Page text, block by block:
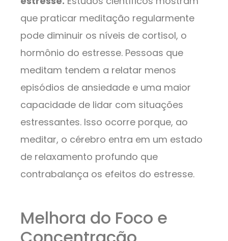
que praticar meditação regularmente
pode diminuir os níveis de cortisol, o
hormônio do estresse. Pessoas que
meditam tendem a relatar menos
episódios de ansiedade e uma maior
capacidade de lidar com situações
estressantes. Isso ocorre porque, ao
meditar, o cérebro entra em um estado
de relaxamento profundo que
contrabalança os efeitos do estresse.
Melhora do Foco e